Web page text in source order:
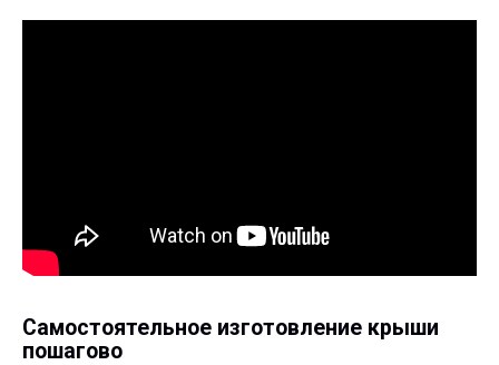
Самостоятельное изготовление крыши
пошагово